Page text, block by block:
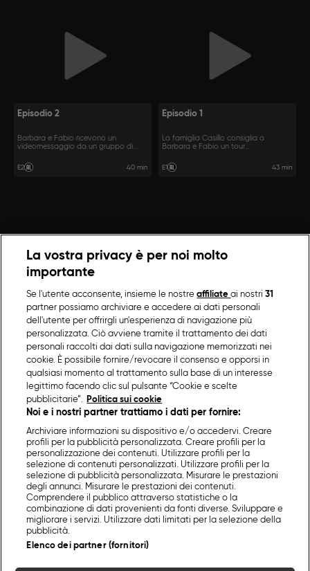
Episodio 2
Barbara e Fabio ricevono un
videomessaggio da un gruppo di
E2 40 min
Episodio 1
La famiglia Casillo consiglia a
Barbara e Fabio un tour
E1 43 min
La vostra privacy è per noi molto
importante
Se l'utente acconsente, insieme le nostreaffiliateai nostri31
partner possiamo archiviare e accedere ai dati personali
dell'utente per offrirgli un'esperienza di navigazione più
personalizzata. Ciò avviene tramite il trattamento dei dati
personali raccolti dai dati sulla navigazione memorizzati nei
cookie. È possibile fornire/revocare il consenso e opporsi in
qualsiasi momento al trattamento sulla base di un interesse
legittimo facendo clic sul pulsante “Cookie e scelte
pubblicitarie”.
Politica sui cookie
Noi e i nostri partner trattiamo i dati per fornire:
Archiviare informazioni su dispositivo e/o accedervi. Creare
profili per la pubblicità personalizzata. Creare profili per la
personalizzazione dei contenuti. Utilizzare profili per la
selezione di contenuti personalizzati. Utilizzare profili per la
selezione di pubblicità personalizzata. Misurare le prestazioni
degli annunci. Misurare le prestazioni dei contenuti.
Comprendere il pubblico attraverso statistiche o la
combinazione di dati provenienti da fonti diverse. Sviluppare e
migliorare i servizi. Utilizzare dati limitati per la selezione della
pubblicità.
Elenco dei partner (fornitori)